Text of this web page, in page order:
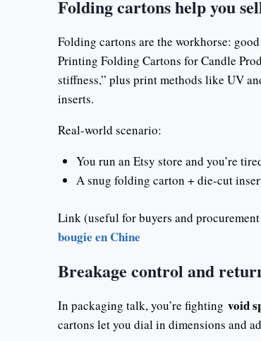
Folding cartons help you
Folding cartons are the workhorse:
Printing Folding Cartons for Candle
stiffness,” plus print methods like UV
inserts.
Real-world scenario:
You run an Etsy store and you’re
A snug folding carton + die-cut
Link (useful for buyers and
bougie en Chine
Breakage control and
In packaging talk, you’re fighting void
cartons let you dial in dimensions and